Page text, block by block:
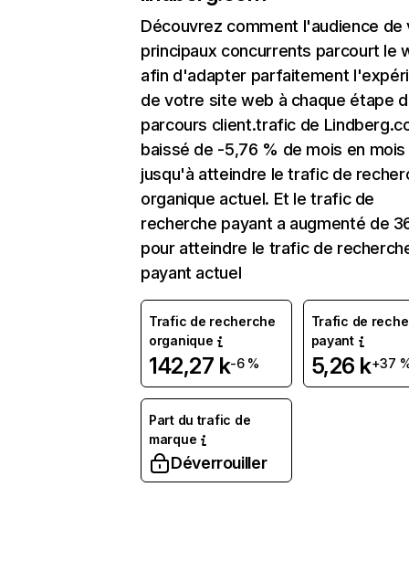
Découvrez comment l'audience de
principaux concurrents parcourt le
afin d'adapter parfaitement
de votre site web à chaque étape
parcours client.trafic de
baissé de -5,76 % de mois en mois
jusqu'à atteindre le trafic de
organique actuel. Et le trafic de
recherche payant a augmenté de
pour atteindre le trafic de
payant actuel
Trafic de recherche
organique
142,27 k-6 %
Trafic de
payant
5,26 k+37
Part du trafic de
marque
Déverrouiller